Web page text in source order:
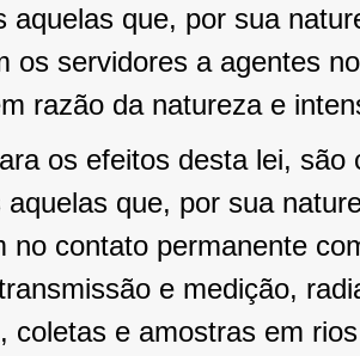
aquelas que, por sua
os servidores a agentes
razão da natureza e
os efeitos desta lei, são
aquelas que, por sua
no contato permanente
e medição,
coletas e amostras em